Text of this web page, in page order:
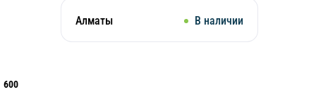
Алматы В наличии
600